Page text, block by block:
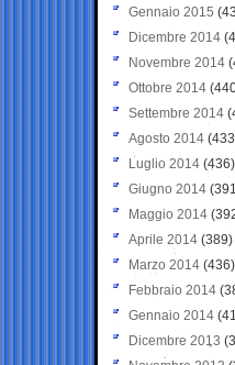
Gennaio 2015
Dicembre 2014
Novembre 2014
Ottobre 2014
Settembre 2014
Agosto 2014
Luglio 2014 (436)
Giugno 2014
Maggio 2014
Aprile 2014 (389)
Marzo 2014 (436)
Febbraio 2014
Gennaio 2014
Dicembre 2013